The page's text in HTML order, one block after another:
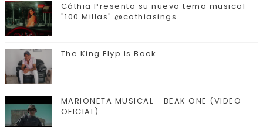
Cáthia Presenta su nuevo tema musical
"100 Millas" @cathiasings
The King Flyp Is Back
MARIONETA MUSICAL - BEAK ONE (VIDEO
OFICIAL)